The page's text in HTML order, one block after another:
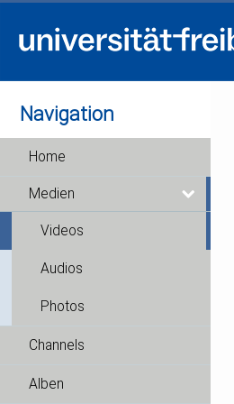
Navigation
Home
Medien
Videos
Audios
Photos
Channels
Alben